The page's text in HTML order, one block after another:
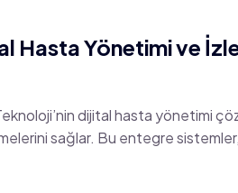
Hasta Yönetimi ve
dijital hasta yönetimi
sağlar. Bu entegre sistemler,